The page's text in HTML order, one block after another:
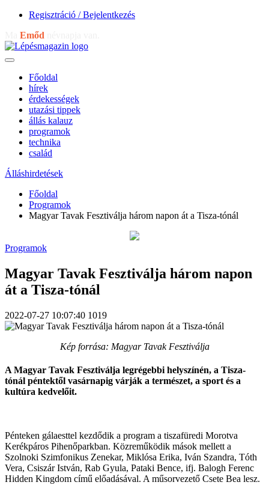
Regisztráció / Bejelentkezés
Emőd
Főoldal
hírek
érdekességek
utazási tippek
állás kalauz
programok
technika
család
Álláshirdetések
Főoldal
Programok
Magyar Tavak Fesztiválja három napon át a Tisza-tónál
Programok
Magyar Tavak Fesztiválja három napon
át a Tisza-tónál
2022-07-27 10:07:40 1019
Kép forrása: Magyar Tavak Fesztiválja
A Magyar Tavak Fesztiválja legrégebbi helyszínén, a Tisza-
tónál péntektől vasárnapig várják a természet, a sport és a
kultúra kedvelőit.
Pénteken gálaesttel kezdődik a program a tiszafüredi Morotva
Kerékpáros Pihenőparkban. Közreműködik mások mellett a
Szolnoki Szimfonikus Zenekar, Miklósa Erika, Iván Szandra, Tóth
Vera, Csiszár István, Rab Gyula, Pataki Bence, ifj. Balogh Ferenc
Hidden Kingdom című előadásával. A műsorvezető Csete Bea lesz.